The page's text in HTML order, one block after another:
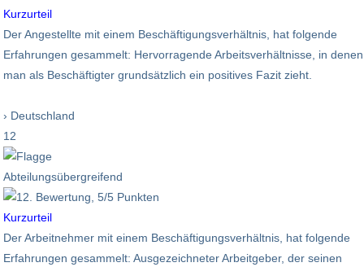
Kurzurteil
Der Angestellte mit einem Beschäftigungsverhältnis, hat folgende
Erfahrungen gesammelt: Hervorragende Arbeitsverhältnisse, in denen
man als Beschäftigter grundsätzlich ein positives Fazit zieht.
› Deutschland
12
Abteilungsübergreifend
Kurzurteil
Der Arbeitnehmer mit einem Beschäftigungsverhältnis, hat folgende
Erfahrungen gesammelt: Ausgezeichneter Arbeitgeber, der seinen